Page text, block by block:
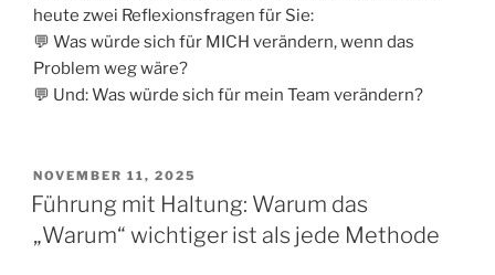
heute zwei Reflexionsfragen für Sie:
💬 Was würde sich für MICH verändern, wenn das
Problem weg wäre?
💬 Und: Was würde sich für mein Team verändern?
VERÖFFENTLICHT
AM
NOVEMBER 11, 2025
Führung mit Haltung: Warum das
„Warum“ wichtiger ist als jede Methode